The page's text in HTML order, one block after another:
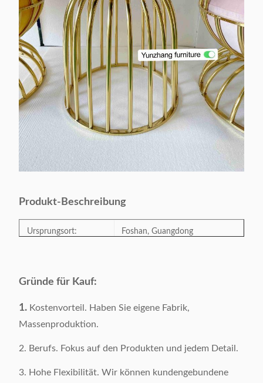
Produkt-Beschreibung
Ursprungsort: Foshan, Guangdong
Art:
Gründe für Kauf:
1. Kostenvorteil. Haben Sie eigene Fabrik,
Massenproduktion.
2. Berufs. Fokus auf den Produkten und jedem Detail.
3. Hohe Flexibilität. Wir können kundengebundene